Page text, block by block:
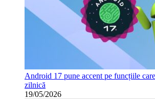
Android 17 pune accent pe funcțiile
zilnică
19/05/2026